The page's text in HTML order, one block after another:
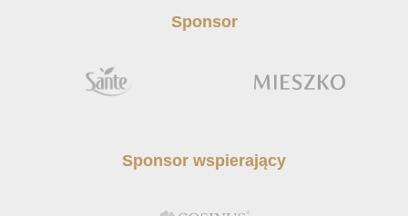
Sponsor
Sponsor wspierający